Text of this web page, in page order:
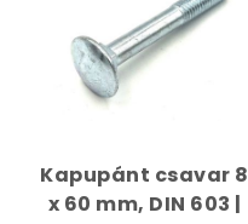
Kapupánt csavar 8
x 60 mm, DIN 603 |